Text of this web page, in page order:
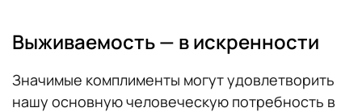
Выживаемость — в искренности
Значимые комплименты могут удовлетворить
нашу основную человеческую потребность в